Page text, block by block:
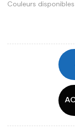
Couleurs disponibles